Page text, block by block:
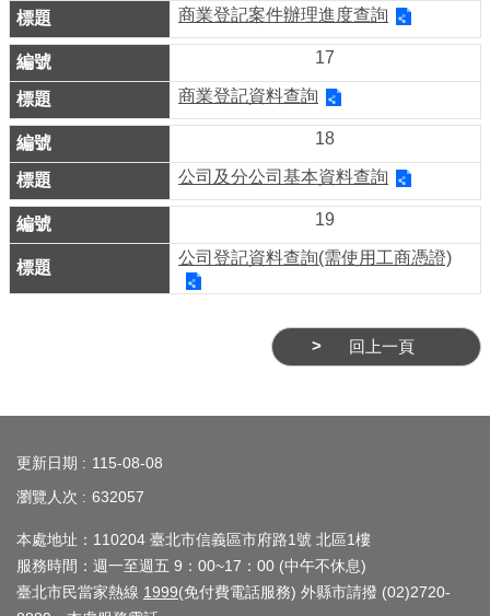
回
首
頁
ENGLISH
常
見
問
答
臺
陳
情
商業登記案件辦理進度查詢
17
商業登記資料查詢
18
公司及分公司基本資料查詢
19
公司登記資料查詢(需使用工商憑證)
回上一頁
更新日期
115-08-08
瀏覽人次
632057
本處地址：110204 臺北市信義區市府路1號 北區1樓
服務時間：週一至週五 9：00~17：00 (中午不休息)
臺北市民當家熱線 1999(免付費電話服務) 外縣市請撥 (02)2720-